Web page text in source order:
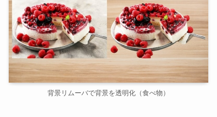
背景リムーバで背景を透明化（食べ物）